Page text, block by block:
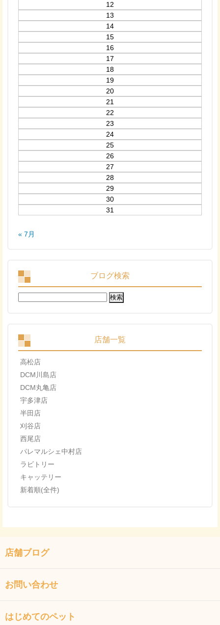
12
13
14
15
16
17
18
19
20
21
22
23
24
25
26
27
28
29
30
31
« 7月
ブログ検索
検
索:
店舗一覧
高松店
DCM川島店
DCM丸亀店
宇多津店
半田店
刈谷店
西尾店
パレマルシェ中村店
ラビトリー
キャッテリー
新着順(全件)
店舗ブログ
お問い合わせ
はじめてのペット